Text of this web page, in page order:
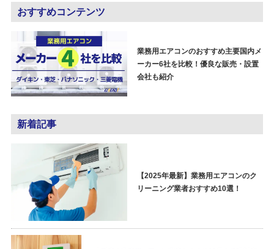
おすすめコンテンツ
業務用エアコンのおすすめ主要国内メ
ーカー6社を比較！優良な販売・設置
会社も紹介
新着記事
【2025年最新】業務用エアコンのク
リーニング業者おすすめ10選！